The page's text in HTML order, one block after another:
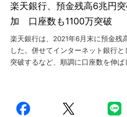
楽天銀行、預金残高6兆円
加 口座数も1100万突破
楽天銀行は、2021年6月末に預金残
した。併せてインターネット銀行
突破するなど、順調に口座数を伸ば